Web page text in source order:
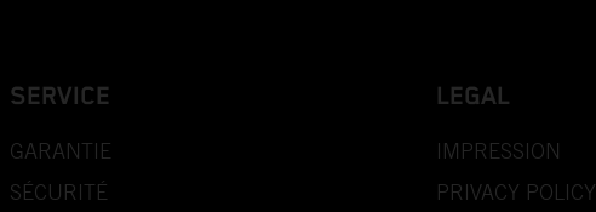
SERVICE
GARANTIE
SÉCURITÉ
LEGAL
IMPRESSION
PRIVACY POLICY